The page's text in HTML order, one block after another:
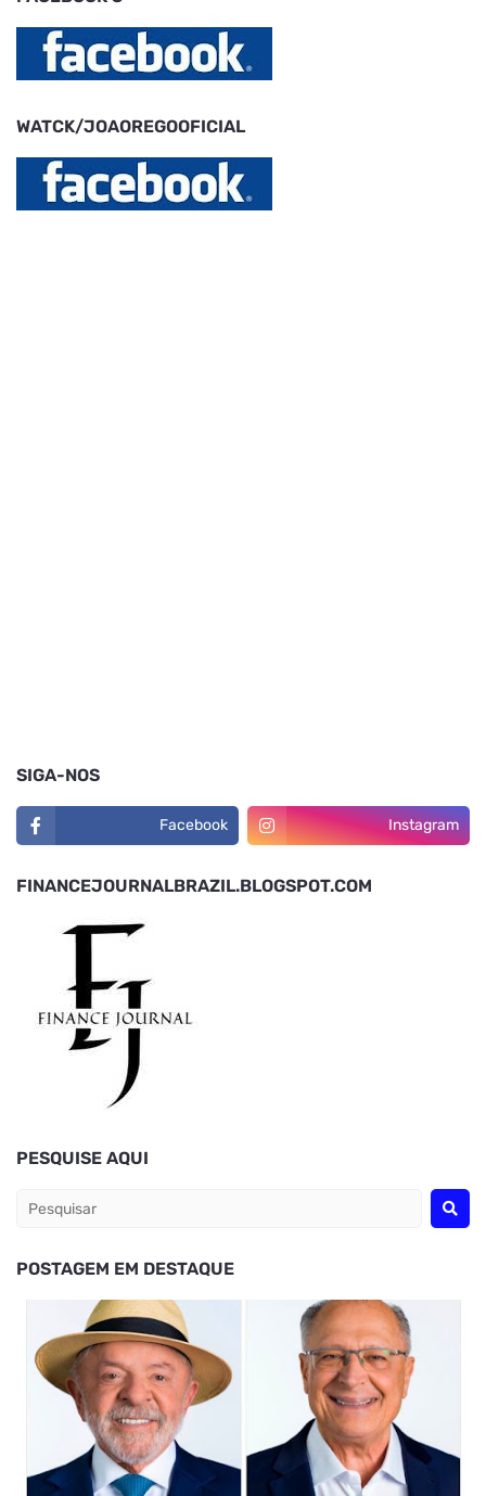
WATCK/JOAOREGOOFICIAL
SIGA-NOS
Facebook Instagram
FINANCEJOURNALBRAZIL.BLOGSPOT.COM
PESQUISE AQUI
POSTAGEM EM DESTAQUE